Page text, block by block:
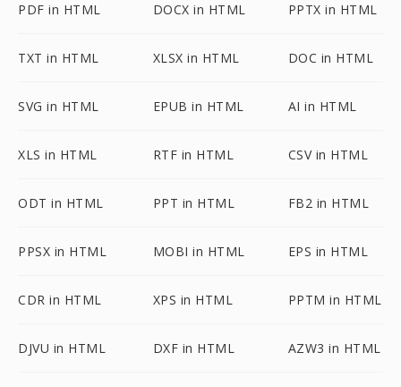
PDF in HTML DOCX in HTML PPTX in HTML
TXT in HTML XLSX in HTML DOC in HTML
SVG in HTML EPUB in HTML AI in HTML
XLS in HTML RTF in HTML CSV in HTML
ODT in HTML PPT in HTML FB2 in HTML
PPSX in HTML MOBI in HTML EPS in HTML
CDR in HTML XPS in HTML PPTM in HTML
DJVU in HTML DXF in HTML AZW3 in HTML